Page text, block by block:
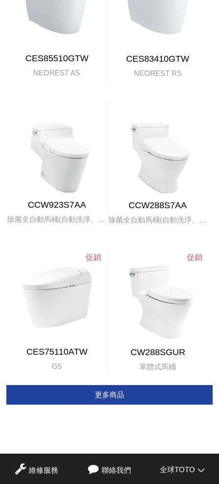
CES85510GTW
NEOREST AS
CES83410GTW
NEOREST RS
CCW923S7AA
除菌全自動馬桶(自動洗淨、掀蓋)
CCW288S7AA
除菌全自動馬桶(自動洗淨、掀蓋)
CES75110ATW
G5
CW288SGUR
單體式馬桶
更多商品
維修服務 聯絡我們 全球TOTO